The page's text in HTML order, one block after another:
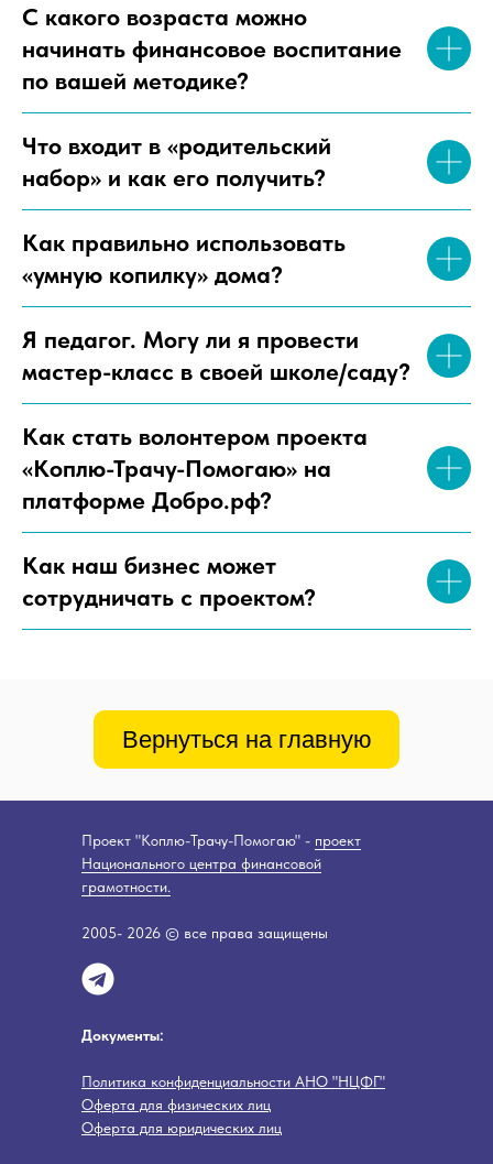
С какого возраста можно
начинать финансовое воспитание
по вашей методике?
Что входит в «родительский
набор» и как его получить?
Как правильно использовать
«умную копилку» дома?
Я педагог. Могу ли я провести
мастер-класс в своей школе/саду?
Как стать волонтером проекта
«Коплю-Трачу-Помогаю» на
платформе Добро.рф?
Как наш бизнес может
сотрудничать с проектом?
Вернуться на главную
Проект "Коплю-Трачу-Помогаю" - проект
Национального центра финансовой
грамотности.
2005- 2026 © все права защищены
Документы:
Политика конфиденциальности АНО "НЦФГ"
Оферта для физических лиц
Оферта для юридических лиц